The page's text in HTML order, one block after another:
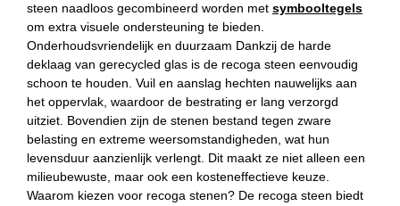
steen naadloos gecombineerd worden met symbooltegels
om extra visuele ondersteuning te bieden.
Onderhoudsvriendelijk en duurzaam Dankzij de harde
deklaag van gerecycled glas is de recoga steen eenvoudig
schoon te houden. Vuil en aanslag hechten nauwelijks aan
het oppervlak, waardoor de bestrating er lang verzorgd
uitziet. Bovendien zijn de stenen bestand tegen zware
belasting en extreme weersomstandigheden, wat hun
levensduur aanzienlijk verlengt. Dit maakt ze niet alleen een
milieubewuste, maar ook een kosteneffectieve keuze.
Waarom kiezen voor recoga stenen? De recoga steen biedt